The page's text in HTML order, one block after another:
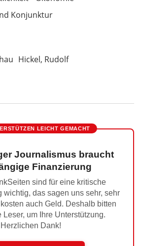
Konjunktur
Hickel, Rudolf
LEICHT GEMACHT
Journalismus braucht
Finanzierung
sind für eine kritische
wichtig, das sagen uns sehr, sehr
auch Geld. Deshalb bitten
um Ihre Unterstützung.
Herzlichen Dank!